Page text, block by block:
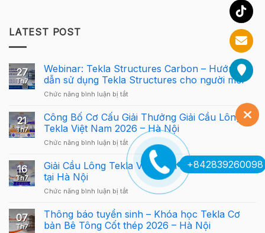
LATEST POST
27
Th7
Webinar: Tekla Structures Carbon – Hướng
dẫn sử dụng Tekla Structures cho người mới
Chức năng bình luận bị tắtở
Tekla
Structures
Carbon
–
Hướng
dẫn
sử
dụng
Tekla
cho
người
21
Th7
Công Bố Cơ Cấu Giải Thưởng Giải Cầu Lông
Tekla Việt Nam 2026 – Hà Nội
Chức năng bình luận bị tắtở
Công
Bố
Cơ
Cấu
Giải
Giải
Cầu
16
Th7
Giải Cầu Lông Tekla Việt Nam 2026 quay trở lại
tại Hà Nội
Chức năng bình luận bị tắtở
Cầu
Lông
Tekla
07
Th7
Thông báo tuyển sinh – Khóa học Tekla Cơ
bản Bê Tông Cốt thép 2026 – Hà Nội
+842839260098